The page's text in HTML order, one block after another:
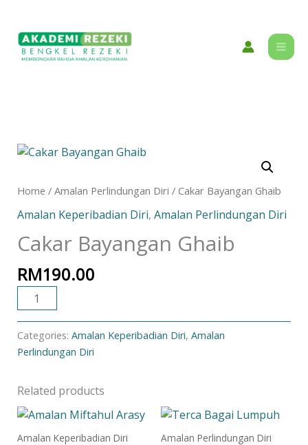
content
Home / Amalan Perlindungan Diri / Cakar Bayangan Ghaib
Amalan Keperibadian Diri, Amalan Perlindungan Diri
Cakar Bayangan Ghaib
RM190.00
Cakar
Ghaib
Categories: Amalan Keperibadian Diri, Amalan
Perlindungan Diri
Related products
Amalan Keperibadian Diri Amalan Perlindungan Diri